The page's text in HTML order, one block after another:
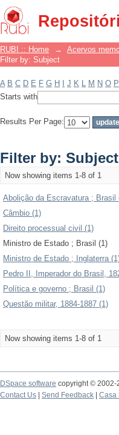
Filter by: Subject
RUBI :: Home → Acervos
Filter by: Subject
A B C D E F G H J K L M N O P
Starts with
Results Per Page:
Filter by: Subject
Now showing items 1-8 of 1
Abolição da Escravatura ; Brasil
Câmbio (1)
Direito processual civil (1)
Ministro de Estado ; Brasil (1)
Ministro de Estado ; Inglaterra
Pedro II, Imperador do Brasil,
Política e governo ; Brasil (1)
Questão militar, 1884-1887 (1)
Now showing items 1-8 of 1
DSpace software copyright © 2002-
Contact Us
Send Feedback Casa